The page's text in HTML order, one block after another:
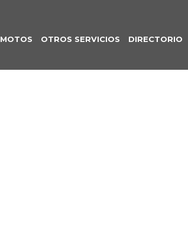
MOTOS OTROS SERVICIOS DIRECTORIO